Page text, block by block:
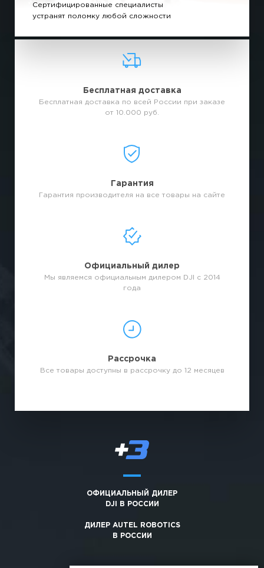
Сертифицированные специалисты
устранят поломку любой сложности
Бесплатная доставка
Бесплатная доставка по всей России при заказе
от 10.000 руб.
Гарантия
Гарантия производителя на все товары на сайте
Официальный дилер
Мы являемся официальным дилером DJI с 2014
года
Рассрочка
Все товары доступны в рассрочку до 12 месяцев
ОФИЦИАЛЬНЫЙ ДИЛЕР
DJI В РОССИИ
ДИЛЕР AUTEL ROBOTICS
В РОССИИ